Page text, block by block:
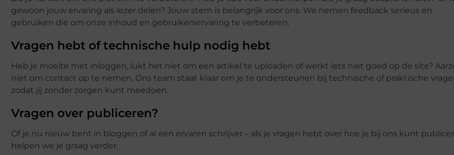
gewoon jouw ervaring als lezer delen? Jouw stem is belangrijk voor ons. We nemen feedback serieus en
gebruiken die om onze inhoud en gebruikerservaring te verbeteren.
Vragen hebt of technische hulp nodig hebt
Heb je moeite met inloggen, lukt het niet om een artikel te uploaden of werkt iets niet goed op de site?
niet om contact op te nemen. Ons team staat klaar om je te ondersteunen bij technische of praktische
zodat jij zonder zorgen kunt meedoen.
Vragen over publiceren?
Of je nu nieuw bent in bloggen of al een ervaren schrijver – als je vragen hebt over hoe je bij ons kunt
helpen we je graag verder.